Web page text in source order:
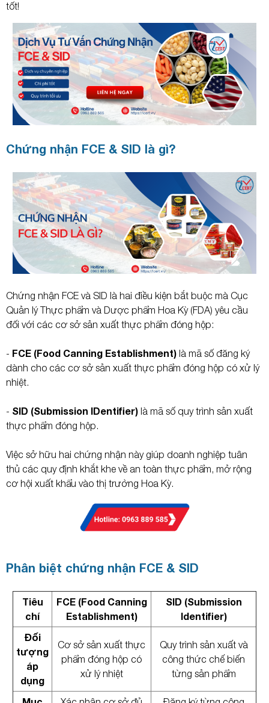
tốt!
Chứng nhận FCE & SID là gì?
Chứng nhận FCE và SID là hai điều kiện bắt buộc mà Cục
Quản lý Thực phẩm và Dược phẩm Hoa Kỳ (FDA) yêu cầu
đối với các cơ sở sản xuất thực phẩm đóng hộp:
- FCE (Food Canning Establishment) là mã số đăng ký
dành cho các cơ sở sản xuất thực phẩm đóng hộp có xử lý
nhiệt.
- SID (Submission IDentifier) là mã số quy trình sản xuất
thực phẩm đóng hộp.
Việc sở hữu hai chứng nhận này giúp doanh nghiệp tuân
thủ các quy định khắt khe về an toàn thực phẩm, mở rộng
cơ hội xuất khẩu vào thị trường Hoa Kỳ.
Phân biệt chứng nhận FCE & SID
Tiêu
chí
FCE (Food Canning
Establishment)
SID (Submission
Identifier)
Đối
tượng
áp
dụng
Cơ sở sản xuất thực
phẩm đóng hộp có
xử lý nhiệt
Quy trình sản xuất và
công thức chế biến
từng sản phẩm